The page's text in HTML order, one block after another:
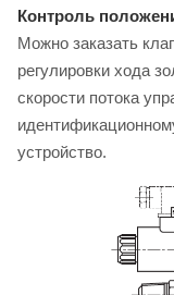
Контроль
Можно заказать
регулировки хода
скорости потока
устройство.